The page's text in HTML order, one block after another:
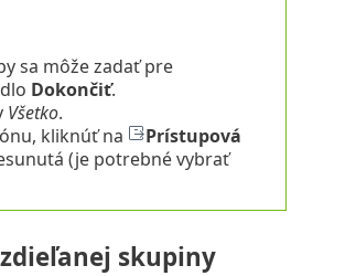
sa môže zadať pre
Dokončiť.
Všetko.
kliknúť na
Prístupová
(je potrebné vybrať
skupiny